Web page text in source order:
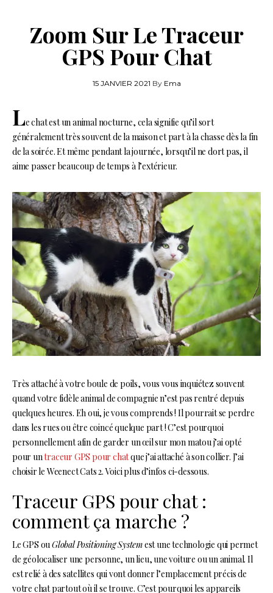
Zoom Sur Le Traceur
GPS Pour Chat
15 JANVIER 2021 By Ema
Le chat est un animal nocturne, cela signifie qu’il sort
généralement très souvent de la maison et part à la chasse dès la fin
de la soirée. Et même pendant la journée, lorsqu’il ne dort pas, il
aime passer beaucoup de temps à l’extérieur.
Très attaché à votre boule de poils, vous vous inquiétez souvent
quand votre fidèle animal de compagnie n’est pas rentré depuis
quelques heures. Eh oui, je vous comprends ! Il pourrait se perdre
dans les rues ou être coincé quelque part ! C’est pourquoi
personnellement afin de garder un œil sur mon matou j’ai opté
pour untraceur GPS pour chatque j’ai attaché à son collier. J’ai
choisir le Weenect Cats 2. Voici plus d’infos ci-dessous.
Traceur GPS pour chat :
comment ça marche ?
Le GPS ouGlobal Positioning Systemest une technologie qui permet
de géolocaliser une personne, un lieu, une voiture ou un animal. Il
est relié à des satellites qui vont donner l’emplacement précis de
votre chat partout où il se trouve. C’est pourquoi les appareils